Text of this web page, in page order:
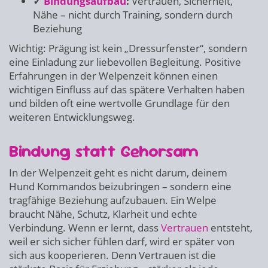
Nähe – nicht durch Training, sondern durch
Beziehung
Wichtig: Prägung ist kein „Dressurfenster“, sondern
eine Einladung zur liebevollen Begleitung. Positive
Erfahrungen in der Welpenzeit können einen
wichtigen Einfluss auf das spätere Verhalten haben
und bilden oft eine wertvolle Grundlage für den
weiteren Entwicklungsweg.
Bindung statt Gehorsam
In der Welpenzeit geht es nicht darum, deinem
Hund Kommandos beizubringen – sondern eine
tragfähige Beziehung aufzubauen. Ein Welpe
braucht Nähe, Schutz, Klarheit und echte
Verbindung. Wenn er lernt, dassVertrauen entsteht,
weil er sich sicher fühlen darf, wird er später von
sich aus kooperieren. Denn Vertrauen ist die